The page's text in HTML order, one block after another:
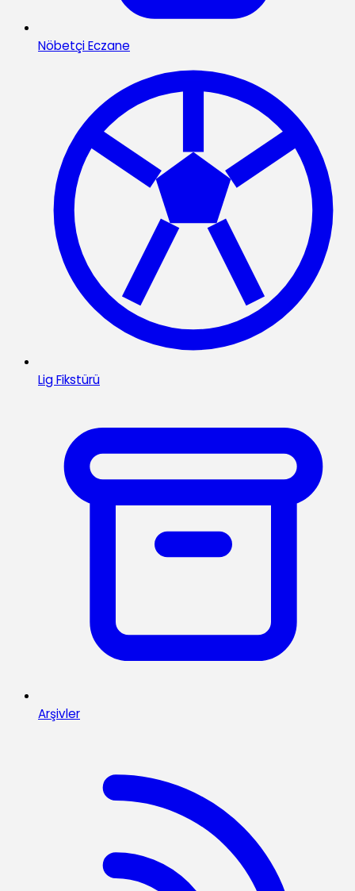
Nöbetçi Eczane
Lig Fikstürü
Arşivler